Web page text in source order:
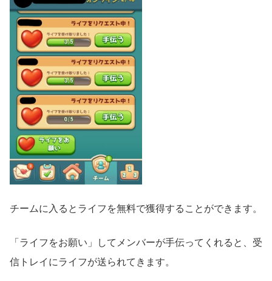
チームに入るとライフを無料で獲得することができます。
「ライフをお願い」してメンバーが手伝ってくれると、受
信トレイにライフが送られてきます。